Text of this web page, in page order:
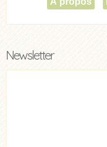
Newsletter